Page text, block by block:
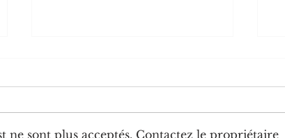
ne sont plus acceptés. Contactez le propriétaire